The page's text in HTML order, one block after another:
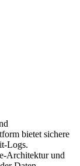
bietet sichere
Logs.
Architektur und